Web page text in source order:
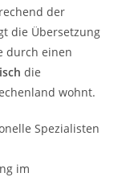
der
die Übersetzung
durch einen
die
wohnt.
Spezialisten
im